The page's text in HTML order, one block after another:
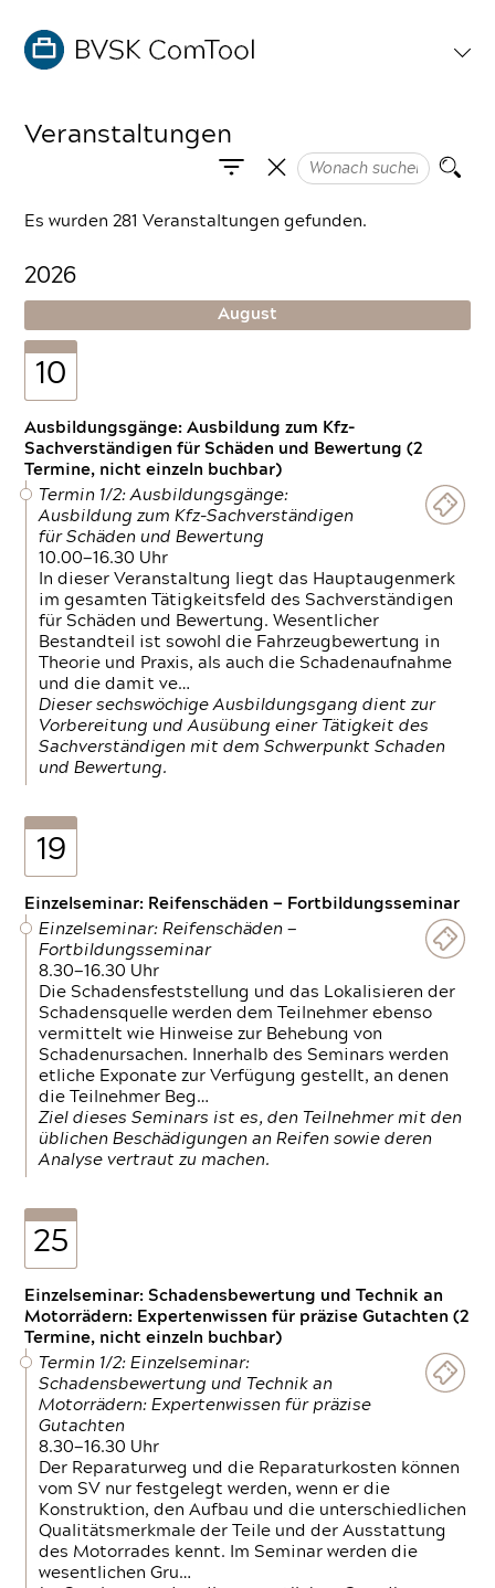
Veranstaltungen
Es wurden 281 Veranstaltungen gefunden.
2026
August
10
Ausbildungsgänge: Ausbildung zum Kfz-
Sachverständigen für Schäden und Bewertung (2
Termine, nicht einzeln buchbar)
Termin 1/2: Ausbildungsgänge:
Ausbildung zum Kfz-Sachverständigen
für Schäden und Bewertung
10.00—16.30 Uhr
In dieser Veranstaltung liegt das Hauptaugenmerk
im gesamten Tätigkeitsfeld des Sachverständigen
für Schäden und Bewertung. Wesentlicher
Bestandteil ist sowohl die Fahrzeugbewertung in
Theorie und Praxis, als auch die Schadenaufnahme
und die damit ve…
Dieser sechswöchige Ausbildungsgang dient zur
Vorbereitung und Ausübung einer Tätigkeit des
Sachverständigen mit dem Schwerpunkt Schaden
und Bewertung.
19
Einzelseminar: Reifenschäden — Fortbildungsseminar
Einzelseminar: Reifenschäden —
Fortbildungsseminar
8.30—16.30 Uhr
Die Schadensfeststellung und das Lokalisieren der
Schadensquelle werden dem Teilnehmer ebenso
vermittelt wie Hinweise zur Behebung von
Schadenursachen. Innerhalb des Seminars werden
etliche Exponate zur Verfügung gestellt, an denen
die Teilnehmer Beg…
Ziel dieses Seminars ist es, den Teilnehmer mit den
üblichen Beschädigungen an Reifen sowie deren
Analyse vertraut zu machen.
25
Einzelseminar: Schadensbewertung und Technik an
Motorrädern: Expertenwissen für präzise Gutachten (2
Termine, nicht einzeln buchbar)
Termin 1/2: Einzelseminar:
Schadensbewertung und Technik an
Motorrädern: Expertenwissen für präzise
Gutachten
8.30—16.30 Uhr
Der Reparaturweg und die Reparaturkosten können
vom SV nur festgelegt werden, wenn er die
Konstruktion, den Aufbau und die unterschiedlichen
Qualitätsmerkmale der Teile und der Ausstattung
des Motorrades kennt. Im Seminar werden die
wesentlichen Gru…